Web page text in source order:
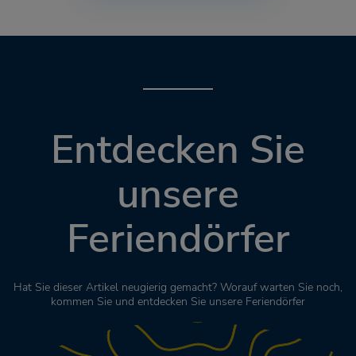
Entdecken Sie
unsere
Feriendörfer
Hat Sie dieser Artikel neugierig gemacht? Worauf warten Sie noch,
kommen Sie und entdecken Sie unsere Feriendörfer